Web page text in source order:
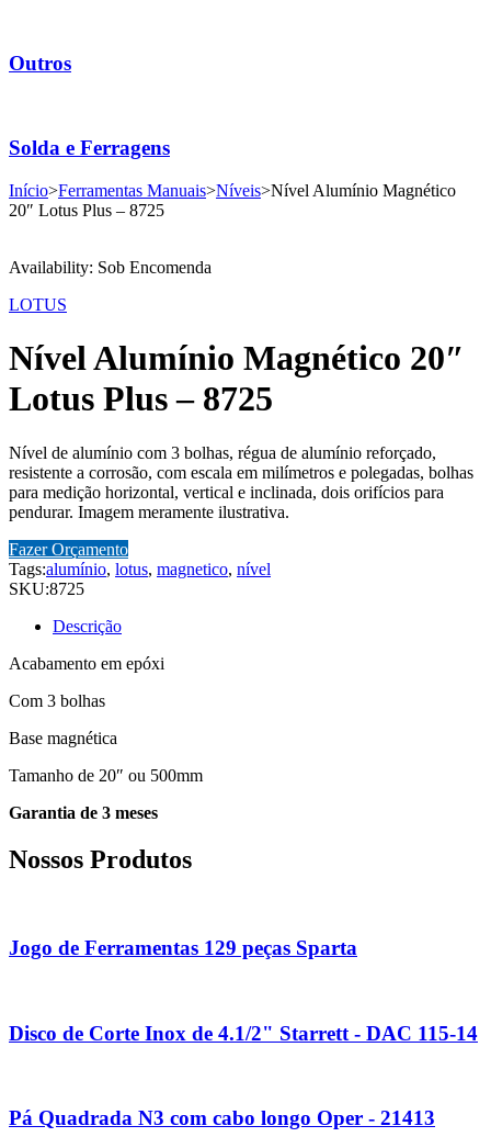
Outros
Solda e Ferragens
Início>Ferramentas Manuais>Níveis>Nível Alumínio Magnético
20″ Lotus Plus – 8725
Availability: Sob Encomenda
LOTUS
Nível Alumínio Magnético 20″
Lotus Plus – 8725
Nível de alumínio com 3 bolhas, régua de alumínio reforçado,
resistente a corrosão, com escala em milímetros e polegadas, bolhas
para medição horizontal, vertical e inclinada, dois orifícios para
pendurar. Imagem meramente ilustrativa.
Fazer Orçamento
Tags:alumínio, lotus, magnetico, nível
SKU:8725
Descrição
Acabamento em epóxi
Com 3 bolhas
Base magnética
Tamanho de 20″ ou 500mm
Garantia de 3 meses
Nossos Produtos
Jogo de Ferramentas 129 peças Sparta
Disco de Corte Inox de 4.1/2" Starrett - DAC 115-14
Pá Quadrada N3 com cabo longo Oper - 21413